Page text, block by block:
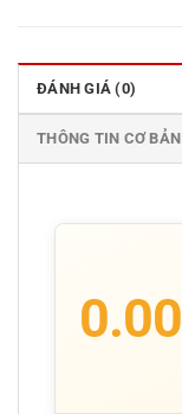
ĐÁNH GIÁ (0)
THÔNG TIN CƠ BẢN
0.00